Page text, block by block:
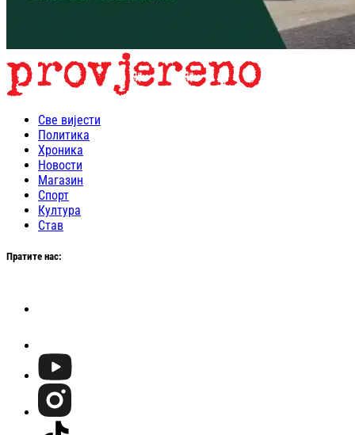
Све вијести
Политика
Хроника
Новости
Магазин
Спорт
Култура
Став
Пратите нас: